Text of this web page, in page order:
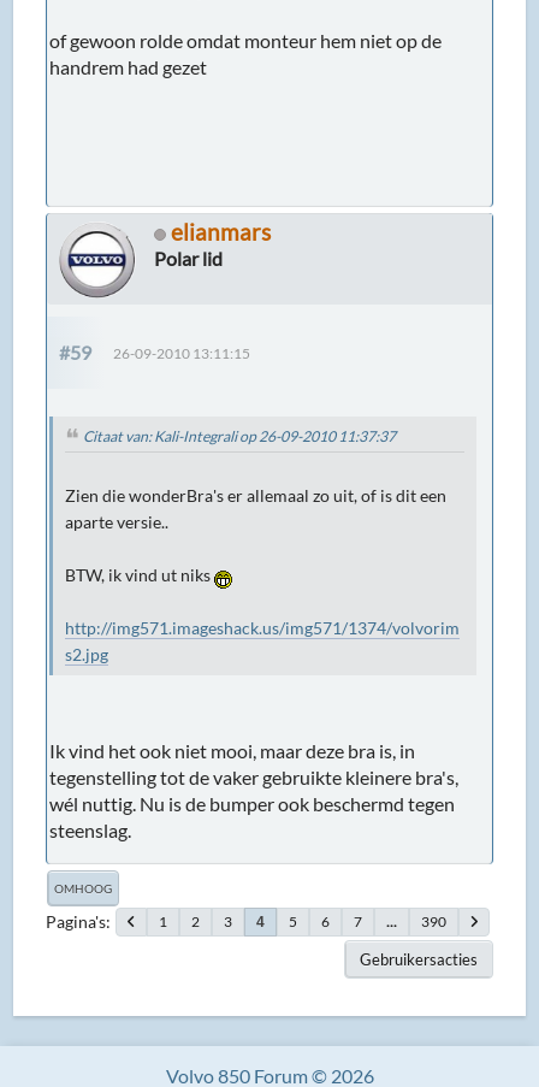
of gewoon rolde omdat monteur hem niet op de
handrem had gezet
elianmars
Polar lid
#59 26-09-2010 13:11:15
Citaat van: Kali-Integrali op 26-09-2010 11:37:37
Zien die wonderBra's er allemaal zo uit, of is dit een
aparte versie..
BTW, ik vind ut niks
http://img571.imageshack.us/img571/1374/volvorim
s2.jpg
Ik vind het ook niet mooi, maar deze bra is, in
tegenstelling tot de vaker gebruikte kleinere bra's,
wél nuttig. Nu is de bumper ook beschermd tegen
steenslag.
OMHOOG
Pagina's 1 2 3 4 5 6 7 ... 390
Gebruikersacties
Volvo 850 Forum © 2026